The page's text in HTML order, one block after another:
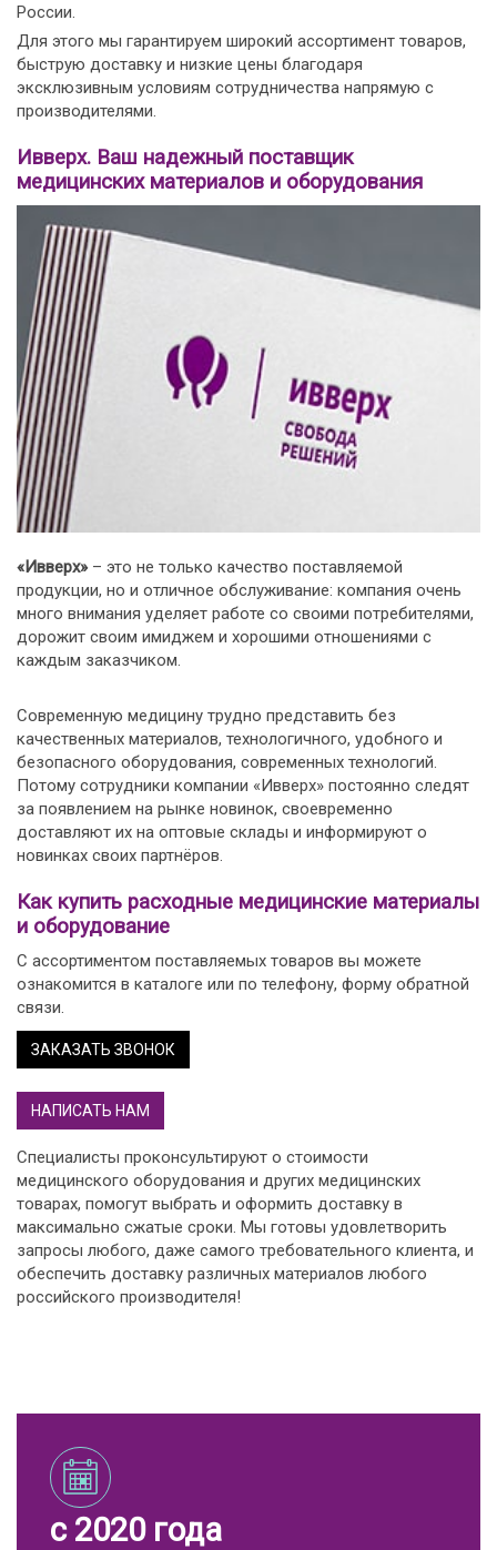
России.
Для этого мы гарантируем широкий ассортимент товаров,
быструю доставку и низкие цены благодаря
эксклюзивным условиям сотрудничества напрямую с
производителями.
Ивверх. Ваш надежный поставщик
медицинских материалов и оборудования
«Ивверх»– это не только качество поставляемой
продукции, но и отличное обслуживание: компания очень
много внимания уделяет работе со своими потребителями,
дорожит своим имиджем и хорошими отношениями с
каждым заказчиком.
Современную медицину трудно представить без
качественных материалов, технологичного, удобного и
безопасного оборудования, современных технологий.
Потому сотрудники компании «Ивверх» постоянно следят
за появлением на рынке новинок, своевременно
доставляют их на оптовые склады и информируют о
новинках своих партнёров.
Как купить расходные медицинские материалы
и оборудование
С ассортиментом поставляемых товаров вы можете
ознакомится в каталоге или по телефону, форму обратной
связи.
ЗАКАЗАТЬ ЗВОНОК
НАПИСАТЬ НАМ
Специалисты проконсультируют о стоимости
медицинского оборудования и других медицинских
товарах, помогут выбрать и оформить доставку в
максимально сжатые сроки. Мы готовы удовлетворить
запросы любого, даже самого требовательного клиента, и
обеспечить доставку различных материалов любого
российского производителя!
с 2020 года